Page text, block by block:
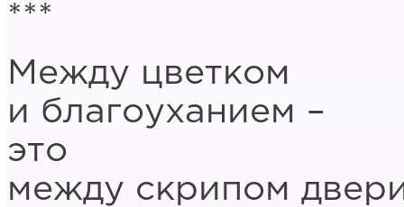
***
Между цветком
и благоуханием –
это
между скрипом